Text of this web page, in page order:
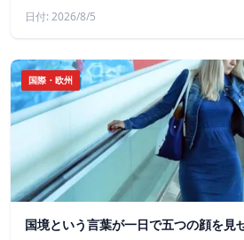
日付: 2026/8/5
国際・欧州
国境という言葉が一日で五つの顔を見